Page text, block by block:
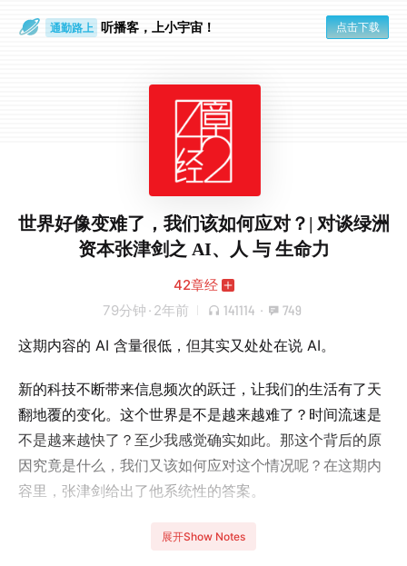
通勤路上 听播客，上小宇宙！ 点击下载
世界好像变难了，我们该如何应对？| 对谈绿洲
资本张津剑之 AI、人 与 生命力
42章经
79分钟 · 2年前 141114 · 749
这期内容的 AI 含量很低，但其实又处处在说 AI。
新的科技不断带来信息频次的跃迁，让我们的生活有了天
翻地覆的变化。这个世界是不是越来越难了？时间流速是
不是越来越快了？至少我感觉确实如此。那这个背后的原
因究竟是什么，我们又该如何应对这个情况呢？在这期内
容里，张津剑给出了他系统性的答案。
在将近一个半小时的时间里，你首先会听到张津剑在我们
展开Show Notes